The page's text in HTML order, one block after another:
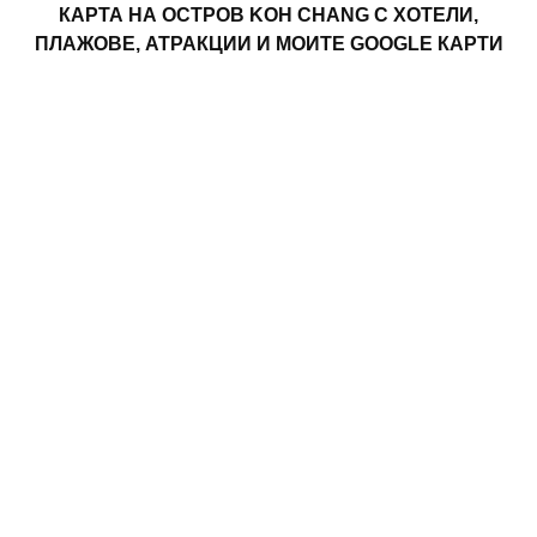
КАРТА НА ОСТРОВ KOH CHANG С ХОТЕЛИ,
ПЛАЖОВЕ, АТРАКЦИИ И МОИТЕ GOOGLE КАРТИ